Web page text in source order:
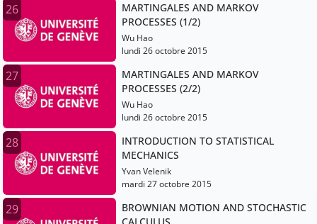
26
MARTINGALES AND MARKOV
PROCESSES (1/2)
Wu Hao
lundi 26 octobre 2015
27
MARTINGALES AND MARKOV
PROCESSES (2/2)
Wu Hao
lundi 26 octobre 2015
28
INTRODUCTION TO STATISTICAL
MECHANICS
Yvan Velenik
mardi 27 octobre 2015
29
BROWNIAN MOTION AND STOCHASTIC